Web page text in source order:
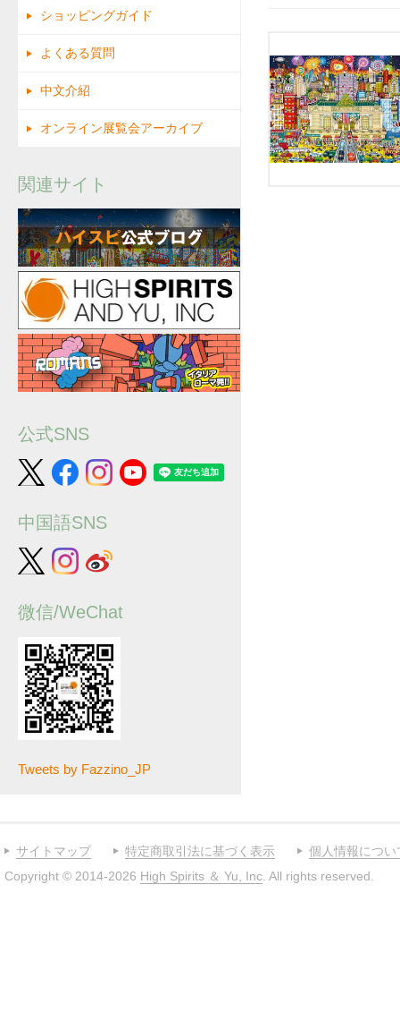
ショッピングガイド
よくある質問
中文介紹
オンライン展覧会アーカイブ
関連サイト
公式SNS
中国語SNS
微信/WeChat
Tweets by Fazzino_JP
サイトマップ 特定商取引法に基づく表示
個人情報につい
Copyright © 2014-2026 High Spirits ＆ Yu, Inc . All rights reserved.